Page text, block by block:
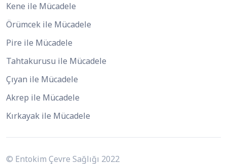
Kene ile Mücadele
Örümcek ile Mücadele
Pire ile Mücadele
Tahtakurusu ile Mücadele
Çıyan ile Mücadele
Akrep ile Mücadele
Kırkayak ile Mücadele
© Entokim Çevre Sağlığı 2022